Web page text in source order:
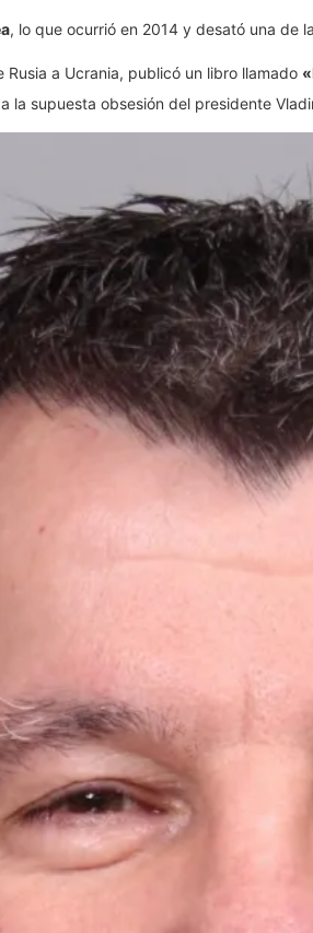
, lo que ocurrió en 2014 y desató una de
a Ucrania, publicó un libro llamado
la supuesta obsesión del presidente